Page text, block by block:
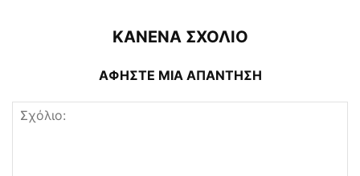
ΚΑΝΕΝΑ ΣΧΟΛΙΟ
ΑΦΗΣΤΕ ΜΙΑ ΑΠΑΝΤΗΣΗ